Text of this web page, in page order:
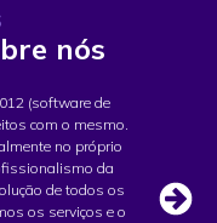
nós
(software de
com o mesmo.
no próprio
da
de todos os
os serviços e o